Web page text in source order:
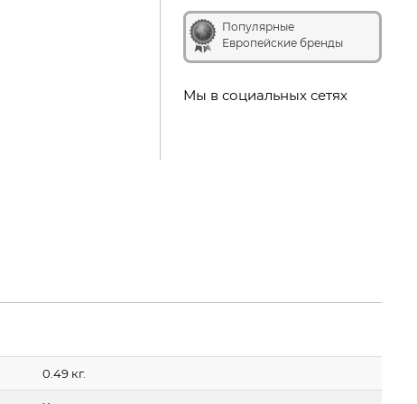
Популярные
Европейские бренды
Мы в социальных сетях
0.49 кг.